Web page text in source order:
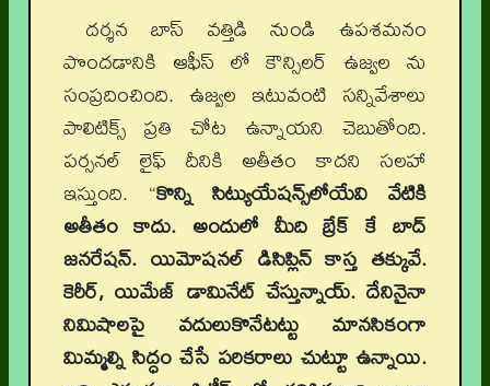
దర్శన బాస్ వత్తిడి నుండి ఉపశమనం
పొందడానికి ఆఫీస్ లో కౌన్సిలర్ ఉజ్వల ను
సంప్రదించింది. ఉజ్వల ఇటువంటి సన్నివేశాలు
పాలిటిక్స్ ప్రతి చోట ఉన్నాయని చెబుతోంది.
పర్సనల్ లైఫ్ దీనికి అతీతం కాదని సలహా
ఇస్తుంది. “కొన్ని సిట్యుయేషన్స్‌లోయేవి వేటికి
అతీతం కాదు. అందులో మీది బ్రేక్ కే బాద్
జనరేషన్. యిమోషనల్ డిసిప్లిన్ కాస్త తక్కువే.
కెరీర్, యిమేజ్ డామినేట్ చేస్తున్నాయ్. దేనినైనా
నిమిషాలపై వదులుకొనేటట్టు మానసికంగా
మిమ్మల్ని సిద్ధం చేసే పరికరాలు చుట్టూ ఉన్నాయి.